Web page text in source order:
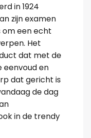
in 1924
zijn examen
om een echt
Het
dat met de
eenvoud en
dat gericht is
de dag
in de trendy